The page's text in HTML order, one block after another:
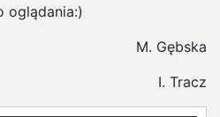
oglądania:)
M. Gębska
I. Tracz